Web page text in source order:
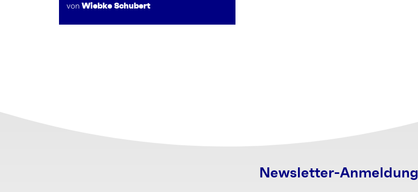
von Wiebke Schubert
Newsletter-Anmeldung